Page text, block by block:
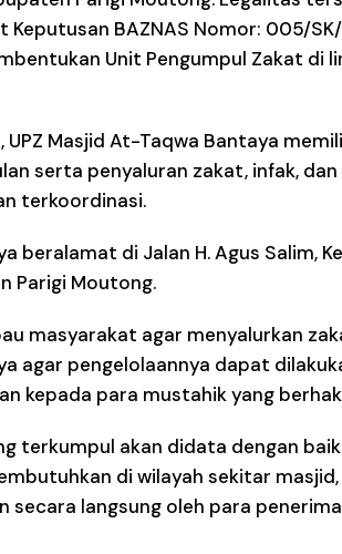
BAZNAS Nomor: 005/
Unit Pengumpul Zakat di
Masjid At-Taqwa Bantaya
serta penyaluran zakat, infak,
terkoordinasi.
beralamat di Jalan H. Agus Salim,
Parigi Moutong.
masyarakat agar menyalurkan
agar pengelolaannya dapat
kepada para mustahik yang
terkumpul akan didata dengan
di wilayah sekitar masjid,
langsung oleh para